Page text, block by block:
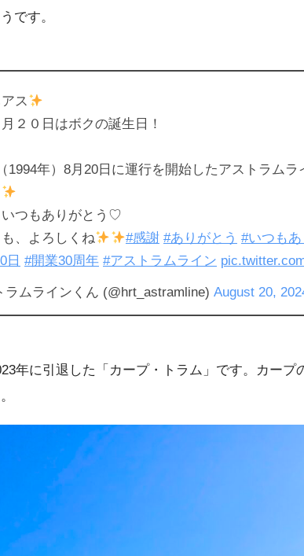
です。
ス
２０日はボクの誕生日！
1994年）8月20日に運行を開始したアストラムラ
つもありがとう♡
、よろしくね
#感謝 #ありがとう #いつもあ
日 #開業30周年 #アストラムライン
ムラインくん (@hrt_astramline) August 20,
年に引退した「カープ・トラム」です。カープ